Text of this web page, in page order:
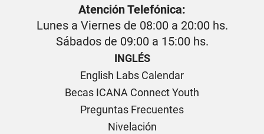
Atención Telefónica:
Lunes a Viernes de 08:00 a 20:00 hs.
Sábados de 09:00 a 15:00 hs.
INGLÉS
English Labs Calendar
Becas ICANA Connect Youth
Preguntas Frecuentes
Nivelación